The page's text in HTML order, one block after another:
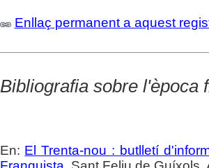
Enllaç permanent a aquest
Bibliografia sobre l'època
En: El Trenta-nou : butlletí